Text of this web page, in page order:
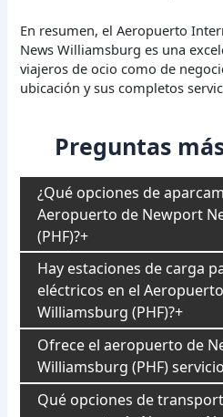
En resumen, el Aeropuerto
News Williamsburg es una
viajeros de ocio como de
ubicación y sus completos
Preguntas
¿Qué opciones de
Aeropuerto de Newport
(PHF)?
Hay estaciones de carga
eléctricos en el
Williamsburg (PHF)?
Ofrece el aeropuerto de
Williamsburg (PHF)
Qué opciones de